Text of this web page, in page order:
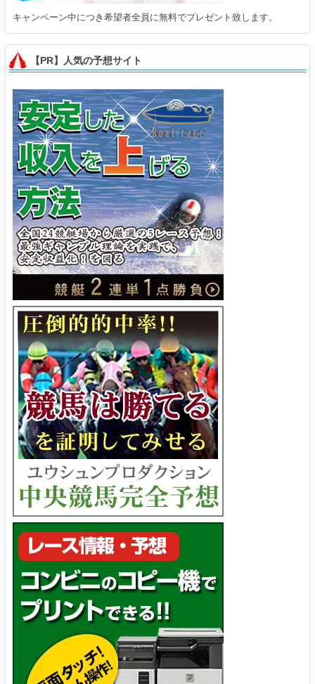
キャンペーン中につき希望者全員に無料でプレゼント致します。
【PR】人気の予想サイト